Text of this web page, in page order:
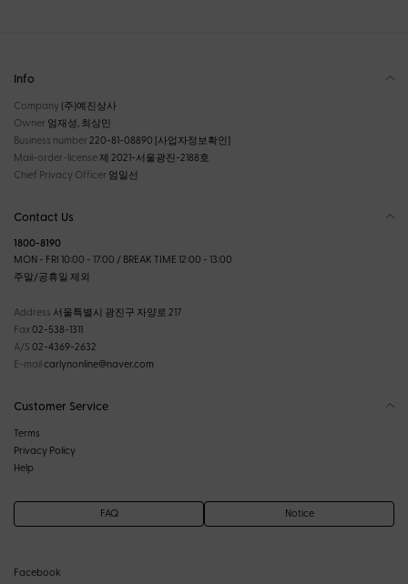
Info
Company (주)예진상사
Owner 엄재성, 최상민
Business number 220-81-08890 [사업자정보확인]
Mail-order-license 제 2021-서울광진-2188호
Chief Privacy Officer 엄일선
Contact Us
1800-8190
MON - FRI 10:00 - 17:00 / BREAK TIME 12:00 - 13:00
주말/공휴일 제외
Address 서울특별시 광진구 자양로 217
Fax02-538-1311
A/S 02-4369-2632
E-mailcarlynonline@naver.com
Customer Service
Terms
Privacy Policy
Help
FAQ Notice
Facebook